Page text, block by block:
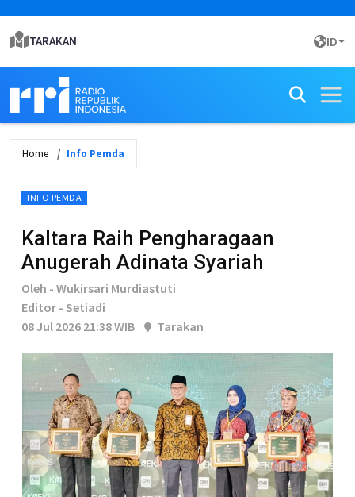
TARAKAN ID
Home Info Pemda
INFO PEMDA
Kaltara Raih Pengharagaan
Anugerah Adinata Syariah
Oleh - Wukirsari Murdiastuti
Editor - Setiadi
08 Jul 2026 21:38 WIB
Tarakan